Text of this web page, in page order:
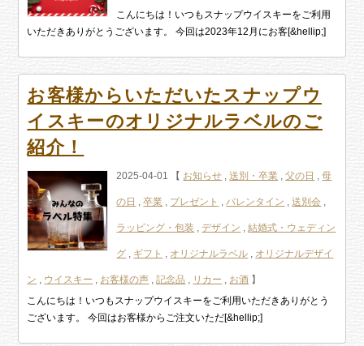
こんにちは！いつもスナップウイスキーをご利用
いただきありがとうございます。 今回は2023年12月にお客[&hellip;]
お客様からいただいたスナップウ
イスキーのオリジナルラベルのご
紹介！
2025-04-01 【 お知らせ ,送別・卒業 ,父の日 ,母
の日 ,卒業 , プレゼント ,バレンタイン ,送別会 ,
ラッピング・包装 ,デザイン ,結婚式・ウェディン
グ , ギフト , オリジナルラベル , オリジナルデザイ
ン , ウイスキー , お客様の声 ,記念品 , リカー , お酒 】
こんにちは！いつもスナップウイスキーをご利用いただきありがとう
ございます。 今回はお客様からご注文いただ[&hellip;]